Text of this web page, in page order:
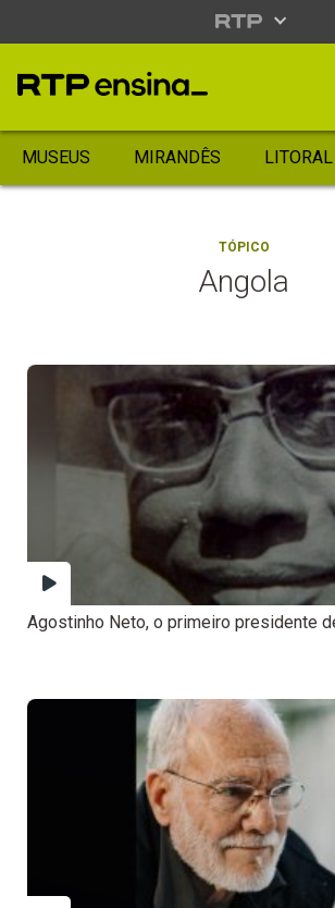
MUSEUS MIRANDÊS LITORAL
TÓPICO
Angola
Agostinho Neto, o primeiro presidente